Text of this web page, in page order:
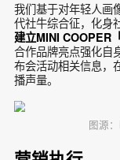
营销策略
我们基于对年轻人
代社牛综合征，化
建立MINI
合作品牌亮点强化
布会活动相关信